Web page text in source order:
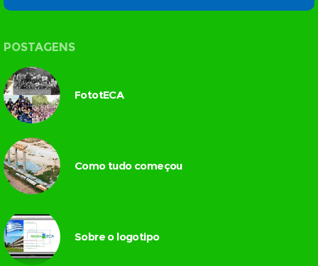
POSTAGENS
FototECA
Como tudo começou
Sobre o logotipo